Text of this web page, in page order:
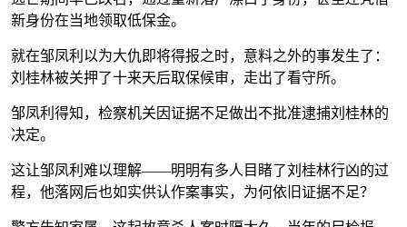
新身份在当地领取低保金。
就在邹凤利以为大仇即将得报之时，意料之外的事发生了：
刘桂林被关押了十来天后取保候审，走出了看守所。
邹凤利得知，检察机关因证据不足做出不批准逮捕刘桂林的
决定。
这让邹凤利难以理解——明明有多人目睹了刘桂林行凶的过
程，他落网后也如实供认作案事实，为何依旧证据不足？